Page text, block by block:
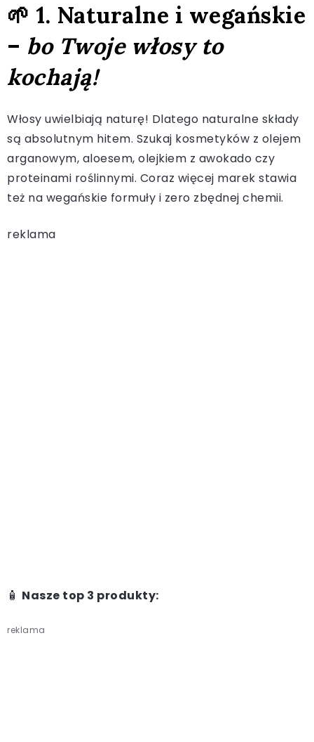
🌱 1. Naturalne i wegańskie
– bo Twoje włosy to
kochają!
Włosy uwielbiają naturę! Dlatego naturalne składy
są absolutnym hitem. Szukaj kosmetyków z olejem
arganowym, aloesem, olejkiem z awokado czy
proteinami roślinnymi. Coraz więcej marek stawia
też na wegańskie formuły i zero zbędnej chemii.
reklama
🧴 Nasze top 3 produkty:
reklama